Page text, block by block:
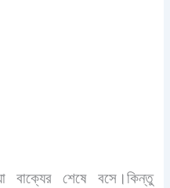
বাক্যের শেষে বসে।কিন্তু